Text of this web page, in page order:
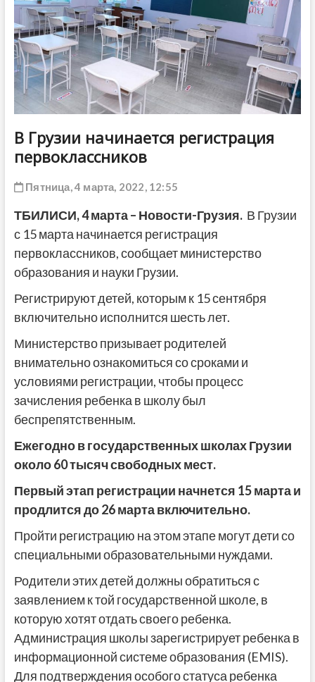
В Грузии начинается регистрация
первоклассников
Пятница, 4 марта, 2022, 12:55
ТБИЛИСИ, 4 марта – Новости-Грузия. В Грузии
с 15 марта начинается регистрация
первоклассников, сообщает министерство
образования и науки Грузии.
Регистрируют детей, которым к 15 сентября
включительно исполнится шесть лет.
Министерство призывает родителей
внимательно ознакомиться со сроками и
условиями регистрации, чтобы процесс
зачисления ребенка в школу был
беспрепятственным.
Ежегодно в государственных школах Грузии
около 60 тысяч свободных мест.
Первый этап регистрации начнется 15 марта и
продлится до 26 марта включительно.
Пройти регистрацию на этом этапе могут дети со
специальными образовательными нуждами.
Родители этих детей должны обратиться с
заявлением к той государственной школе, в
которую хотят отдать своего ребенка.
Администрация школы зарегистрирует ребенка в
информационной системе образования (EMIS).
Для подтверждения особого статуса ребенка